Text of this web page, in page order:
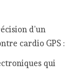
d’un
cardio GPS :
qui